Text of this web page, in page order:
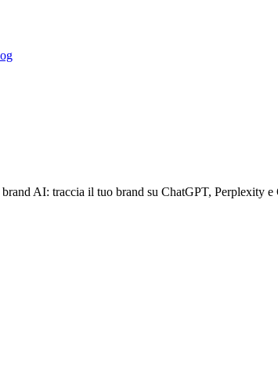
AI: traccia il tuo brand su ChatGPT, Perplexity e